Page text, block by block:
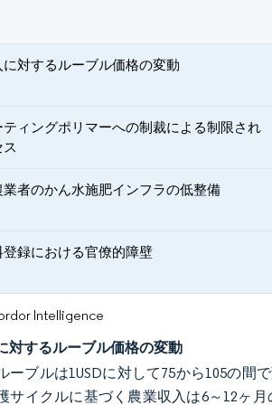
対するルーブル価格の変動
ィングポリマーへの制裁による制限され
者のかん水施肥インフラの低整備
録における官僚的障壁
Intelligence
対するルーブル価格の変動
ーブルは1USDに対して75から105の
サイクルに基づく農業収入は6～12ヶ